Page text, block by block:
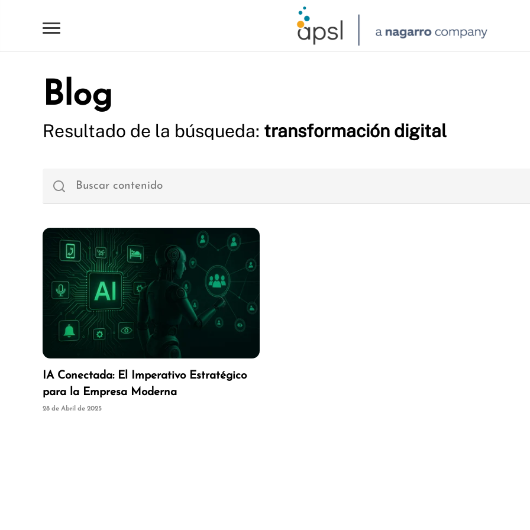
Blog
Resultado de la búsqueda: transformación digital
IA Conectada: El Imperativo Estratégico
para la Empresa Moderna
28 de Abril de 2025